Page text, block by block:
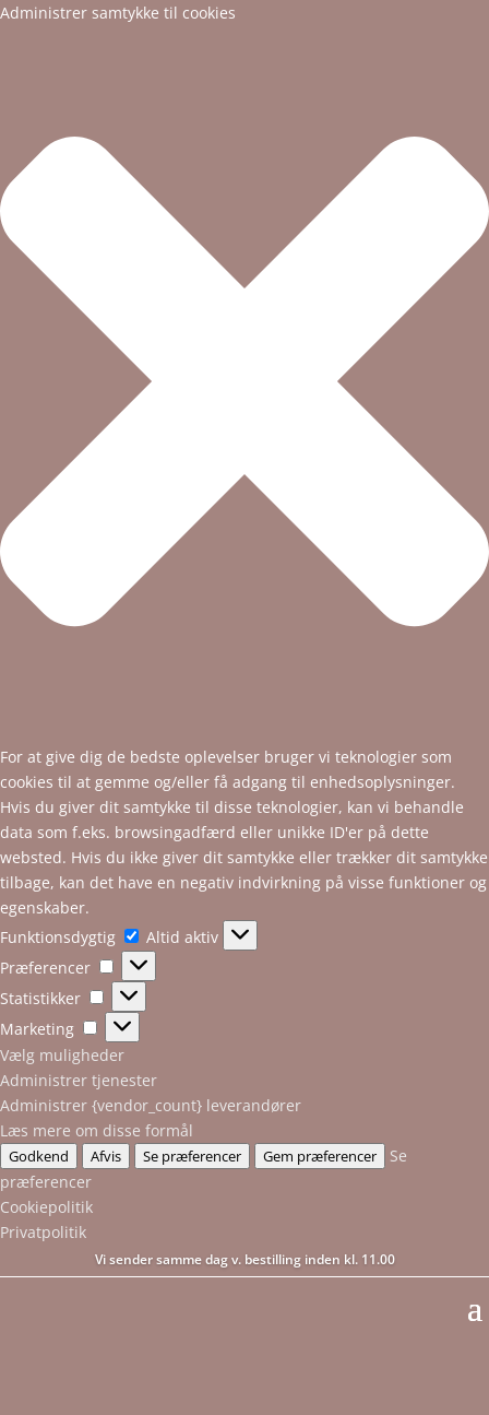
Administrer samtykke til cookies
For at give dig de bedste oplevelser bruger vi teknologier som
cookies til at gemme og/eller få adgang til enhedsoplysninger.
Hvis du giver dit samtykke til disse teknologier, kan vi behandle
data som f.eks. browsingadfærd eller unikke ID'er på dette
websted. Hvis du ikke giver dit samtykke eller trækker dit samtykke
tilbage, kan det have en negativ indvirkning på visse funktioner og
egenskaber.
Funktionsdygtig
Funktionsdygtig
Altid aktiv
Præferencer
Præferencer
Statistikker
Statistikker
Marketing
Marketing
Vælg muligheder
Administrer tjenester
Administrer {vendor_count} leverandører
Læs mere om disse formål
Godkend Afvis Se præferencer Gem præferencer
Se
præferencer
Cookiepolitik
Privatpolitik
Vi sender samme dag v. bestilling inden kl. 11.00